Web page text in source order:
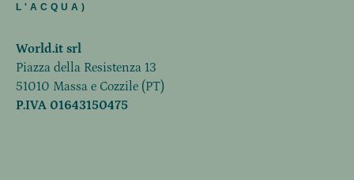
L'ACQUA)
World.it srl
Piazza della Resistenza 13
51010 Massa e Cozzile (PT)
P.IVA 01643150475